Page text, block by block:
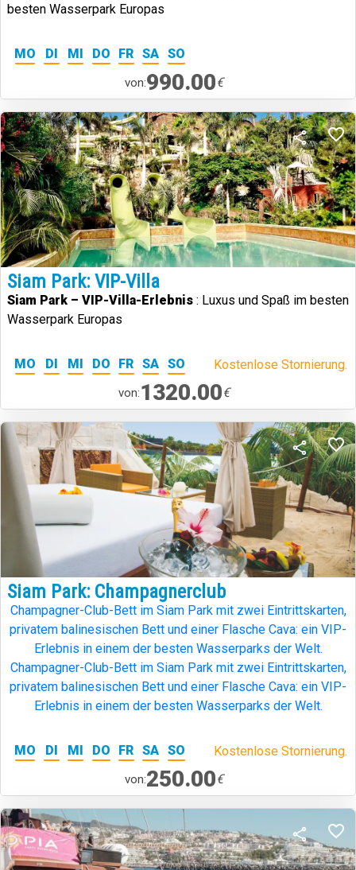
besten Wasserpark Europas
MO DI MI DO FR SA SO
von:990.00€
Siam Park: VIP-Villa
Siam Park – VIP-Villa-Erlebnis : Luxus und Spaß im besten
Wasserpark Europas
MO DI MI DO FR SA SO Kostenlose Stornierung.
von:1320.00€
Siam Park: Champagnerclub
Champagner-Club-Bett im Siam Park mit zwei Eintrittskarten,
privatem balinesischen Bett und einer Flasche Cava: ein VIP-
Erlebnis in einem der besten Wasserparks der Welt.
Champagner-Club-Bett im Siam Park mit zwei Eintrittskarten,
privatem balinesischen Bett und einer Flasche Cava: ein VIP-
Erlebnis in einem der besten Wasserparks der Welt.
MO DI MI DO FR SA SO Kostenlose Stornierung.
von:250.00€